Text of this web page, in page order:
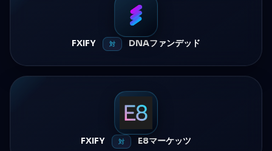
FXIFY 対 DNAファンデッド
FXIFY 対 E8マーケッツ